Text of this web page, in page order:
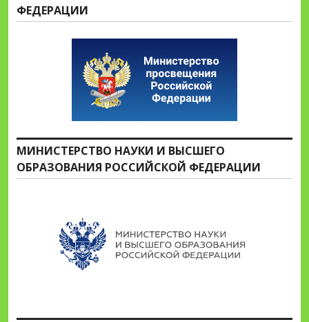
ФЕДЕРАЦИИ
МИНИСТЕРСТВО НАУКИ И ВЫСШЕГО
ОБРАЗОВАНИЯ РОССИЙСКОЙ ФЕДЕРАЦИИ